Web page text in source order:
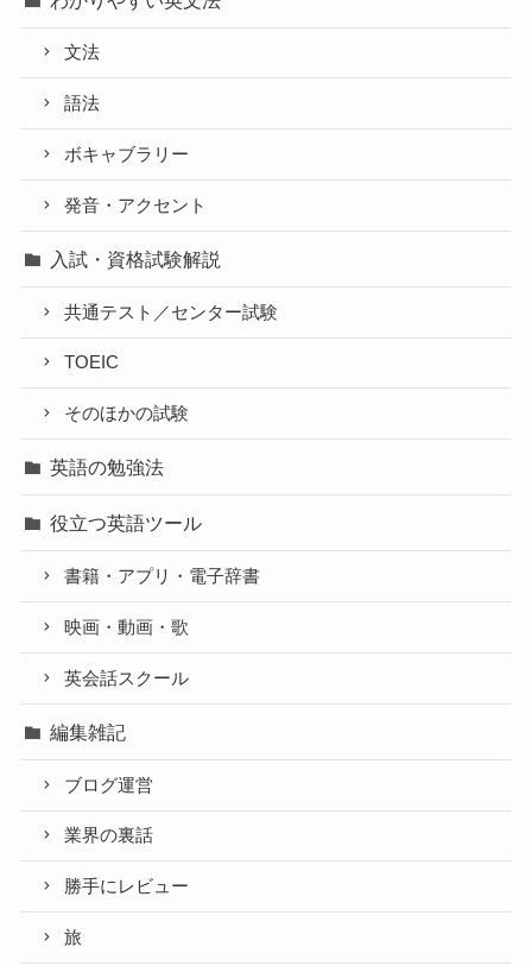
文法
語法
ボキャブラリー
発音・アクセント
入試・資格試験解説
共通テスト／センター試験
TOEIC
そのほかの試験
英語の勉強法
役立つ英語ツール
書籍・アプリ・電子辞書
映画・動画・歌
英会話スクール
編集雑記
ブログ運営
業界の裏話
勝手にレビュー
旅